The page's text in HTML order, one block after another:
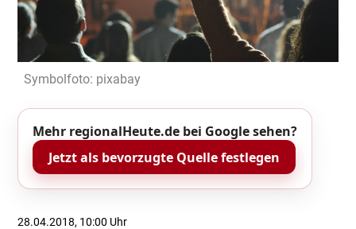
Symbolfoto: pixabay
Mehr regionalHeute.de bei Google sehen?
Jetzt als bevorzugte Quelle festlegen
28.04.2018, 10:00 Uhr